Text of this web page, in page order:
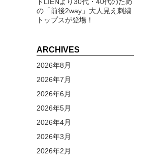
の「前後2way」大人見え刺繍
トップスが登場！
ARCHIVES
2026年8月
2026年7月
2026年6月
2026年5月
2026年4月
2026年3月
2026年2月